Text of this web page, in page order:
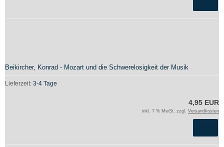
Beikircher, Konrad - Mozart und die Schwerelosigkeit der Musik
Lieferzeit: 3-4 Tage
4,95 EUR
inkl. 7 % MwSt. zzgl. Versandkosten